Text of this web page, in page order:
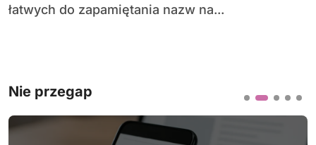
łatwych do zapamiętania nazw na...
Nie przegap